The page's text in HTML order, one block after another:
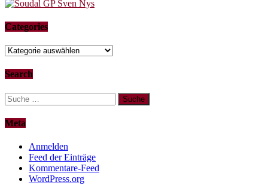
Categories
Categories
Search
Suche
nach:
Meta
Anmelden
Feed der Einträge
Kommentare-Feed
WordPress.org